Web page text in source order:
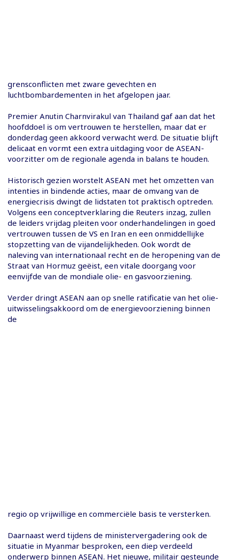
grensconflicten met zware gevechten en
luchtbombardementen in het afgelopen jaar.
Premier Anutin Charnvirakul van Thailand gaf aan dat het
hoofddoel is om vertrouwen te herstellen, maar dat er
donderdag geen akkoord verwacht werd. De situatie blijft
delicaat en vormt een extra uitdaging voor de ASEAN-
voorzitter om de regionale agenda in balans te houden.
Historisch gezien worstelt ASEAN met het omzetten van
intenties in bindende acties, maar de omvang van de
energiecrisis dwingt de lidstaten tot praktisch optreden.
Volgens een conceptverklaring die Reuters inzag, zullen
de leiders vrijdag pleiten voor onderhandelingen in goed
vertrouwen tussen de VS en Iran en een onmiddellijke
stopzetting van de vijandelijkheden. Ook wordt de
naleving van internationaal recht en de heropening van de
Straat van Hormuz geëist, een vitale doorgang voor
eenvijfde van de mondiale olie- en gasvoorziening.
Verder dringt ASEAN aan op snelle ratificatie van het olie-
uitwisselingsakkoord om de energievoorziening binnen
de
regio op vrijwillige en commerciële basis te versterken.
Daarnaast werd tijdens de ministervergadering ook de
situatie in Myanmar besproken, een diep verdeeld
onderwerp binnen ASEAN. Het nieuwe, militair gesteunde